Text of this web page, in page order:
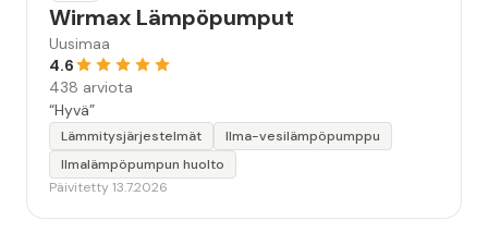
Wirmax Lämpöpumput
Uusimaa
4.6
438 arviota
“Hyvä”
Lämmitysjärjestelmät
Ilma-vesilämpöpumppu
Ilmalämpöpumpun huolto
Päivitetty 13.7.2026